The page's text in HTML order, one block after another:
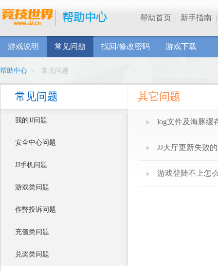
帮助首页 | 新手指南 |
游戏说明 常见问题 找回/修改密码 游戏下载
帮助中心 > 常见问题
常见问题
我的JJ问题
安全中心问题
JJ手机问题
游戏类问题
作弊投诉问题
充值类问题
兑奖类问题
其它问题
log文件及海豚缓
JJ大厅更新失败
游戏登陆不上怎